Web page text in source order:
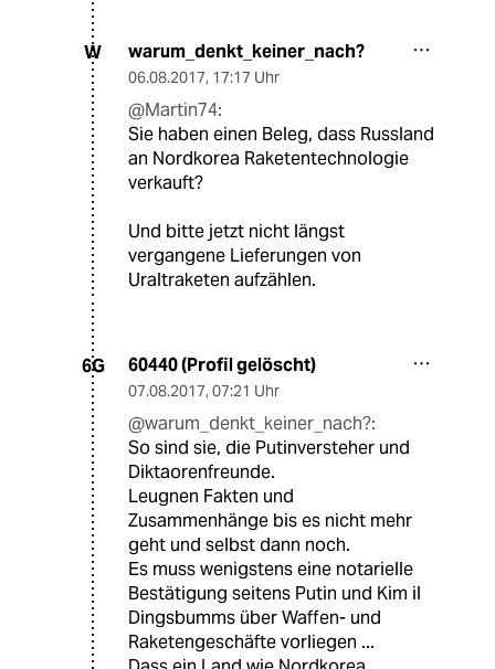
W warum_denkt_keiner_nach?
06.08.2017, 17:17 Uhr
@Martin74:
Sie haben einen Beleg, dass Russland
an Nordkorea Raketentechnologie
verkauft?
Und bitte jetzt nicht längst
vergangene Lieferungen von
Uraltraketen aufzählen.
6G 60440 (Profil gelöscht)
07.08.2017, 07:21 Uhr
@warum_denkt_keiner_nach?:
So sind sie, die Putinversteher und
Diktaorenfreunde.
Leugnen Fakten und
Zusammenhänge bis es nicht mehr
geht und selbst dann noch.
Es muss wenigstens eine notarielle
Bestätigung seitens Putin und Kim il
Dingsbumms über Waffen- und
Raketengeschäfte vorliegen ...